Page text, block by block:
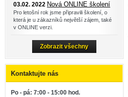
03.02. 2022 Nová ONLINE školení
Pro letošní rok jsme připravili školení, o
která je u zákazníků největší zájem, také
v ONLINE verzi.
Zobrazit všechny
Kontaktujte nás
Po - pá: 7:00 - 15:00 hod.